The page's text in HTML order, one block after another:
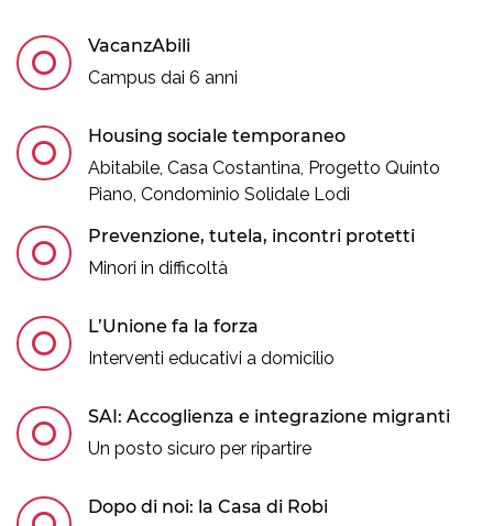
VacanzAbili
Campus dai 6 anni
Housing sociale temporaneo
Abitabile, Casa Costantina, Progetto Quinto
Piano, Condominio Solidale Lodi
Prevenzione, tutela, incontri protetti
Minori in difficoltà
L’Unione fa la forza
Interventi educativi a domicilio
SAI: Accoglienza e integrazione migranti
Un posto sicuro per ripartire
Dopo di noi: la Casa di Robi